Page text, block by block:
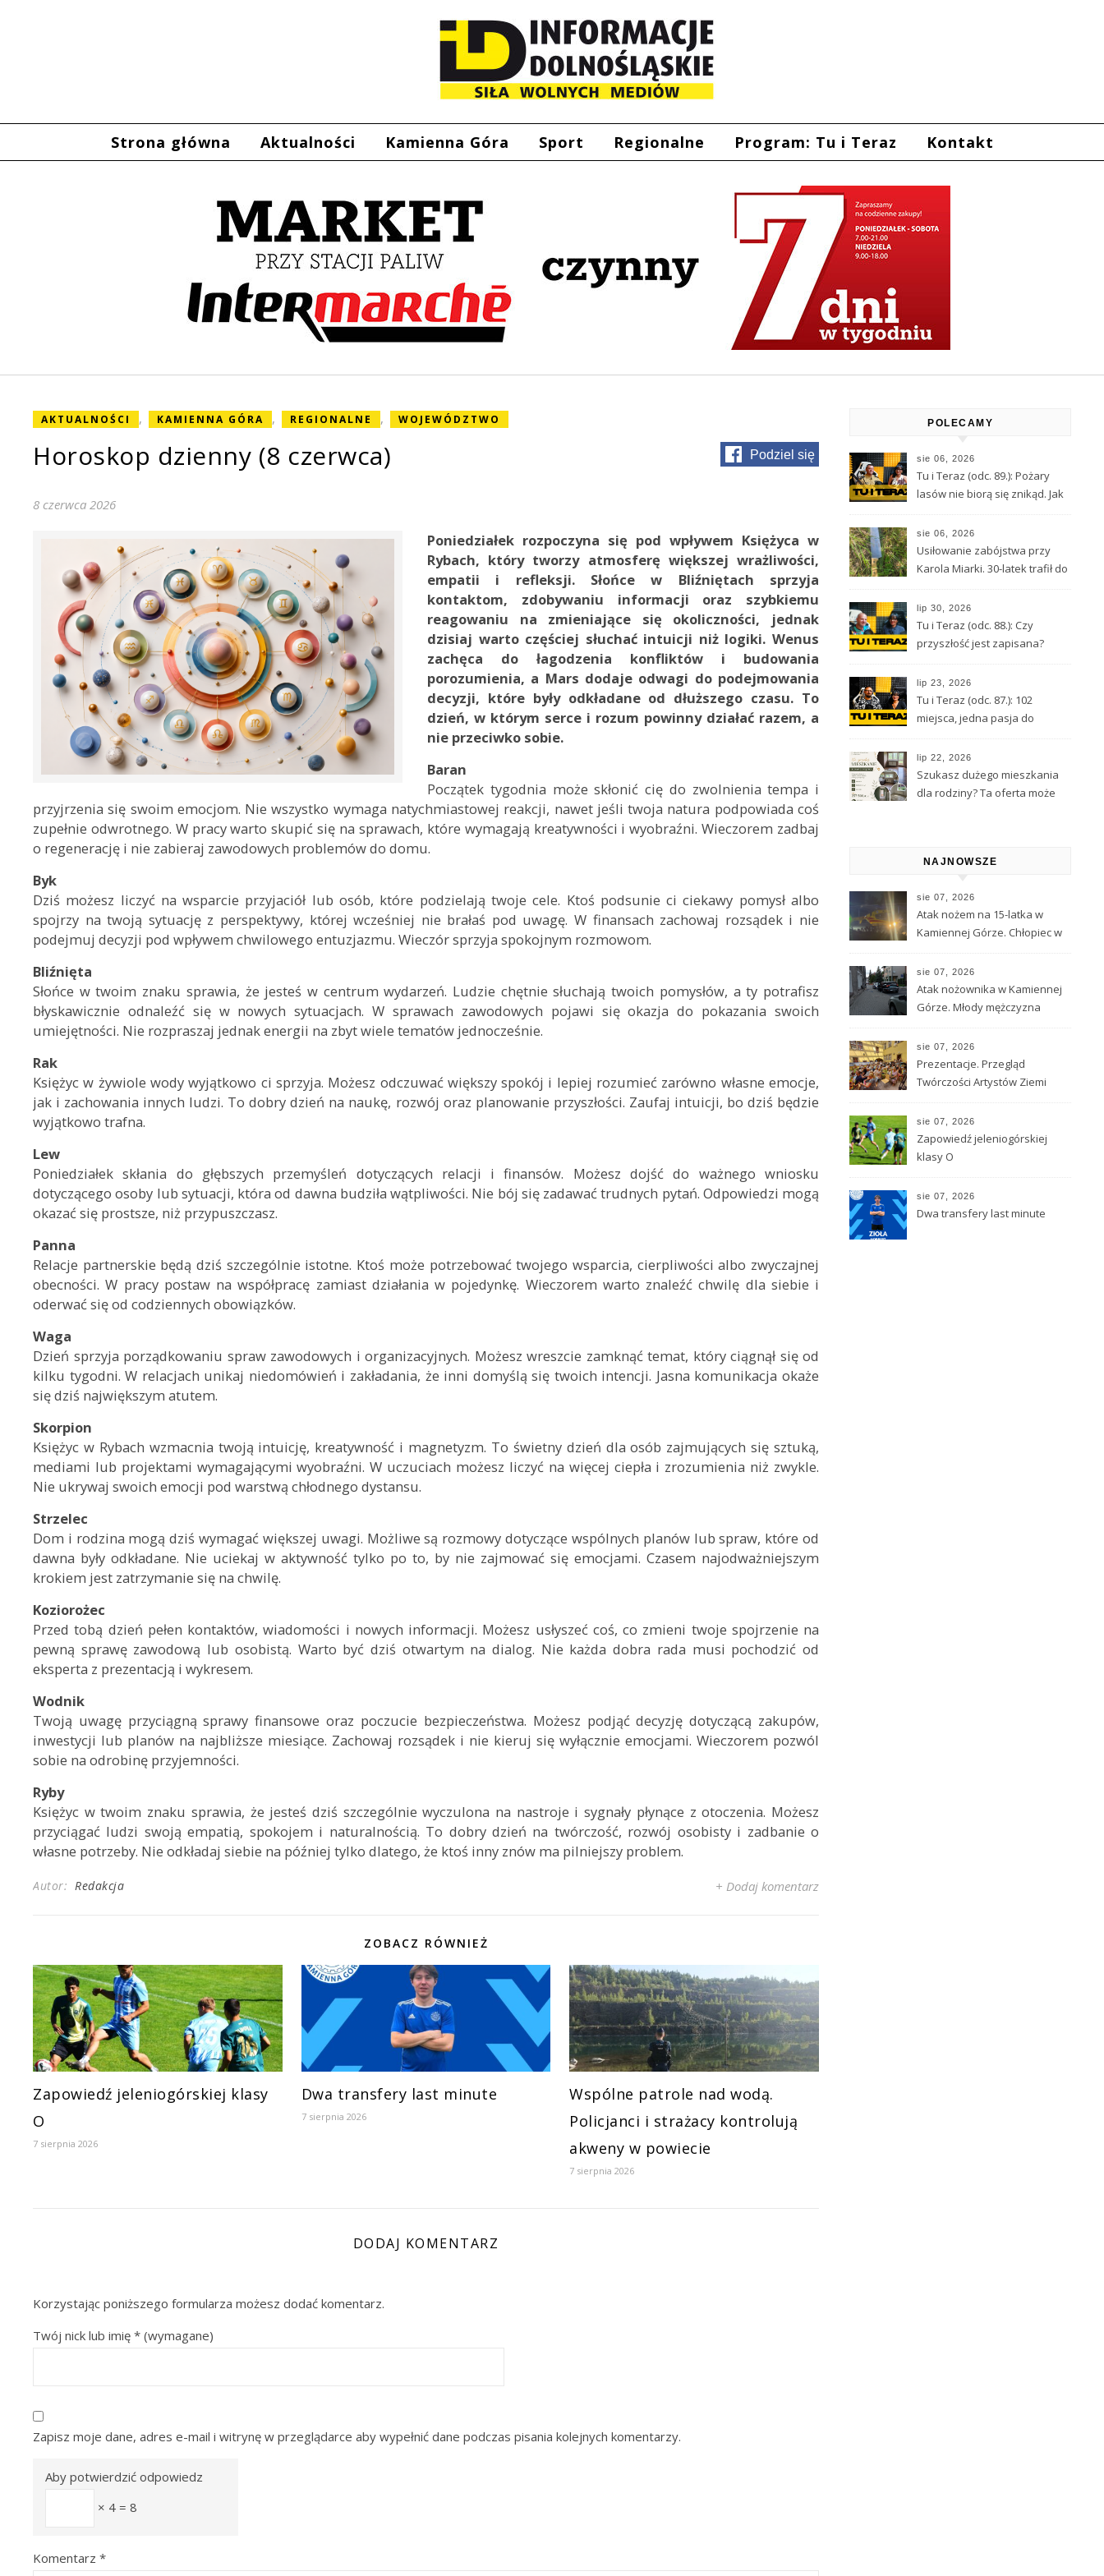
Strona główna Aktualności Kamienna Góra Sport Regionalne Program: Tu i Teraz Kontakt
AKTUALNOŚCI , KAMIENNA GÓRA , REGIONALNE , WOJEWÓDZTWO
Horoskop dzienny (8 czerwca) Podziel się
8 czerwca 2026
Poniedziałek rozpoczyna się pod wpływem Księżyca w
Rybach, który tworzy atmosferę większej wrażliwości,
empatii i refleksji. Słońce w Bliźniętach sprzyja
kontaktom, zdobywaniu informacji oraz szybkiemu
reagowaniu na zmieniające się okoliczności, jednak
dzisiaj warto częściej słuchać intuicji niż logiki. Wenus
zachęca do łagodzenia konfliktów i budowania
porozumienia, a Mars dodaje odwagi do podejmowania
decyzji, które były odkładane od dłuższego czasu. To
dzień, w którym serce i rozum powinny działać razem, a
nie przeciwko sobie.
Baran
Początek tygodnia może skłonić cię do zwolnienia tempa i
przyjrzenia się swoim emocjom. Nie wszystko wymaga natychmiastowej reakcji, nawet jeśli twoja natura podpowiada coś
zupełnie odwrotnego. W pracy warto skupić się na sprawach, które wymagają kreatywności i wyobraźni. Wieczorem zadbaj
o regenerację i nie zabieraj zawodowych problemów do domu.
Byk
Dziś możesz liczyć na wsparcie przyjaciół lub osób, które podzielają twoje cele. Ktoś podsunie ci ciekawy pomysł albo
spojrzy na twoją sytuację z perspektywy, której wcześniej nie brałaś pod uwagę. W finansach zachowaj rozsądek i nie
podejmuj decyzji pod wpływem chwilowego entuzjazmu. Wieczór sprzyja spokojnym rozmowom.
Bliźnięta
Słońce w twoim znaku sprawia, że jesteś w centrum wydarzeń. Ludzie chętnie słuchają twoich pomysłów, a ty potrafisz
błyskawicznie odnaleźć się w nowych sytuacjach. W sprawach zawodowych pojawi się okazja do pokazania swoich
umiejętności. Nie rozpraszaj jednak energii na zbyt wiele tematów jednocześnie.
Rak
Księżyc w żywiole wody wyjątkowo ci sprzyja. Możesz odczuwać większy spokój i lepiej rozumieć zarówno własne emocje,
jak i zachowania innych ludzi. To dobry dzień na naukę, rozwój oraz planowanie przyszłości. Zaufaj intuicji, bo dziś będzie
wyjątkowo trafna.
Lew
Poniedziałek skłania do głębszych przemyśleń dotyczących relacji i finansów. Możesz dojść do ważnego wniosku
dotyczącego osoby lub sytuacji, która od dawna budziła wątpliwości. Nie bój się zadawać trudnych pytań. Odpowiedzi mogą
okazać się prostsze, niż przypuszczasz.
Panna
Relacje partnerskie będą dziś szczególnie istotne. Ktoś może potrzebować twojego wsparcia, cierpliwości albo zwyczajnej
obecności. W pracy postaw na współpracę zamiast działania w pojedynkę. Wieczorem warto znaleźć chwilę dla siebie i
oderwać się od codziennych obowiązków.
Waga
Dzień sprzyja porządkowaniu spraw zawodowych i organizacyjnych. Możesz wreszcie zamknąć temat, który ciągnął się od
kilku tygodni. W relacjach unikaj niedomówień i zakładania, że inni domyślą się twoich intencji. Jasna komunikacja okaże
się dziś największym atutem.
Skorpion
Księżyc w Rybach wzmacnia twoją intuicję, kreatywność i magnetyzm. To świetny dzień dla osób zajmujących się sztuką,
mediami lub projektami wymagającymi wyobraźni. W uczuciach możesz liczyć na więcej ciepła i zrozumienia niż zwykle.
Nie ukrywaj swoich emocji pod warstwą chłodnego dystansu.
Strzelec
Dom i rodzina mogą dziś wymagać większej uwagi. Możliwe są rozmowy dotyczące wspólnych planów lub spraw, które od
dawna były odkładane. Nie uciekaj w aktywność tylko po to, by nie zajmować się emocjami. Czasem najodważniejszym
krokiem jest zatrzymanie się na chwilę.
Koziorożec
Przed tobą dzień pełen kontaktów, wiadomości i nowych informacji. Możesz usłyszeć coś, co zmieni twoje spojrzenie na
pewną sprawę zawodową lub osobistą. Warto być dziś otwartym na dialog. Nie każda dobra rada musi pochodzić od
eksperta z prezentacją i wykresem.
Wodnik
Twoją uwagę przyciągną sprawy finansowe oraz poczucie bezpieczeństwa. Możesz podjąć decyzję dotyczącą zakupów,
inwestycji lub planów na najbliższe miesiące. Zachowaj rozsądek i nie kieruj się wyłącznie emocjami. Wieczorem pozwól
sobie na odrobinę przyjemności.
Ryby
Księżyc w twoim znaku sprawia, że jesteś dziś szczególnie wyczulona na nastroje i sygnały płynące z otoczenia. Możesz
przyciągać ludzi swoją empatią, spokojem i naturalnością. To dobry dzień na twórczość, rozwój osobisty i zadbanie o
własne potrzeby. Nie odkładaj siebie na później tylko dlatego, że ktoś inny znów ma pilniejszy problem.
Autor: Redakcja + Dodaj komentarz
ZOBACZ RÓWNIEŻ
Zapowiedź jeleniogórskiej klasy
O
7 sierpnia 2026
Dwa transfery last minute
7 sierpnia 2026
Wspólne patrole nad wodą.
Policjanci i strażacy kontrolują
akweny w powiecie
7 sierpnia 2026
DODAJ KOMENTARZ
Korzystając poniższego formularza możesz dodać komentarz.
Twój nick lub imię * (wymagane)
Zapisz moje dane, adres e-mail i witrynę w przeglądarce aby wypełnić dane podczas pisania kolejnych komentarzy.
Aby potwierdzić odpowiedz
× 4 = 8
Komentarz *
POLECAMY
sie 06, 2026
Tu i Teraz (odc. 89.): Pożary
lasów nie biorą się znikąd. Jak
sie 06, 2026
Usiłowanie zabójstwa przy
Karola Miarki. 30-latek trafił do
lip 30, 2026
Tu i Teraz (odc. 88.): Czy
przyszłość jest zapisana?
astrologii i przeznaczeniu
lip 23, 2026
Tu i Teraz (odc. 87.): 102
miejsca, jedna pasja do
lip 22, 2026
Szukasz dużego mieszkania
dla rodziny? Ta oferta może
NAJNOWSZE
sie 07, 2026
Atak nożem na 15-latka w
Kamiennej Górze. Chłopiec w
przetransportowany
śmigłowcem LPR
sie 07, 2026
Atak nożownika w Kamiennej
Górze. Młody mężczyzna
sprawcą
sie 07, 2026
Prezentacje. Przegląd
Twórczości Artystów Ziemi
zainaugurowały Dni
Kamiennej Góry
sie 07, 2026
Zapowiedź jeleniogórskiej
klasy O
sie 07, 2026
Dwa transfery last minute